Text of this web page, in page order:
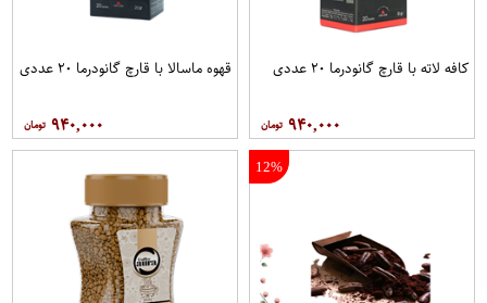
کافه لاته با قارچ گانودرما ۲۰ عددی
۹۴۰,۰۰۰
قهوه ماسالا با قارچ گانودرما ۲۰ عددی
۹۴۰,۰۰۰
12%